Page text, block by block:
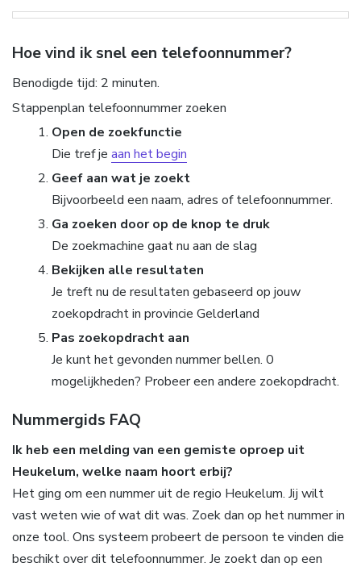
Hoe vind ik snel een telefoonnummer?
Benodigde tijd: 2 minuten.
Stappenplan telefoonnummer zoeken
Open de zoekfunctie
Die tref je aan het begin
Geef aan wat je zoekt
Bijvoorbeeld een naam, adres of telefoonnummer.
Ga zoeken door op de knop te druk
De zoekmachine gaat nu aan de slag
Bekijken alle resultaten
Je treft nu de resultaten gebaseerd op jouw
zoekopdracht in provincie Gelderland
Pas zoekopdracht aan
Je kunt het gevonden nummer bellen. 0
mogelijkheden? Probeer een andere zoekopdracht.
Nummergids FAQ
Ik heb een melding van een gemiste oproep uit
Heukelum, welke naam hoort erbij?
Het ging om een nummer uit de regio Heukelum. Jij wilt
vast weten wie of wat dit was. Zoek dan op het nummer in
onze tool. Ons systeem probeert de persoon te vinden die
beschikt over dit telefoonnummer. Je zoekt dan op een